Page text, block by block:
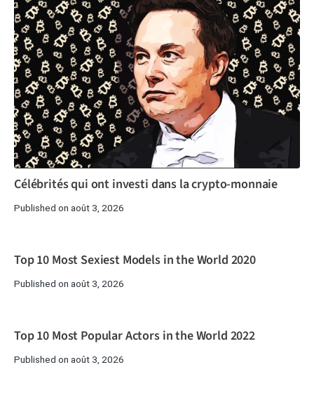
Célébrités qui ont investi dans la crypto-monnaie
Published on août 3, 2026
Top 10 Most Sexiest Models in the World 2020
Published on août 3, 2026
Top 10 Most Popular Actors in the World 2022
Published on août 3, 2026